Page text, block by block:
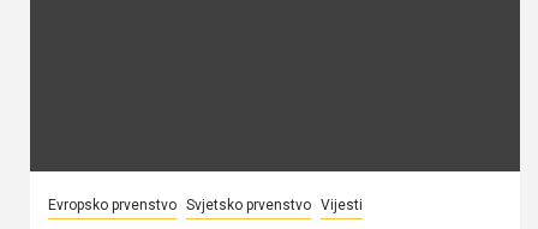
Evropsko prvenstvo Svjetsko prvenstvo Vijesti